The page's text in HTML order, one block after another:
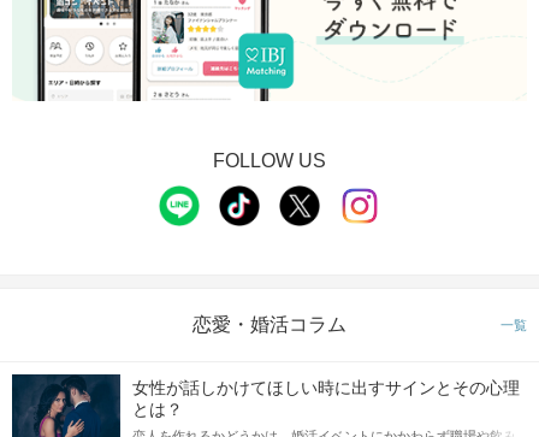
FOLLOW US
恋愛・婚活コラム 一覧
女性が話しかけてほしい時に出すサインとその心理
とは？